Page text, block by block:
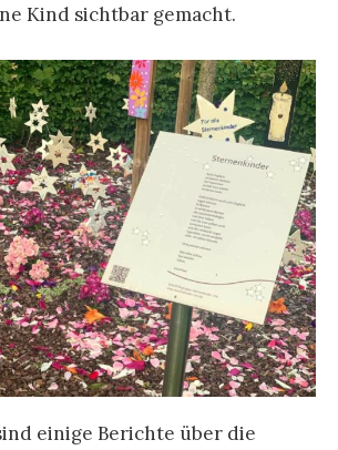
Kind sichtbar gemacht.
einige Berichte über die